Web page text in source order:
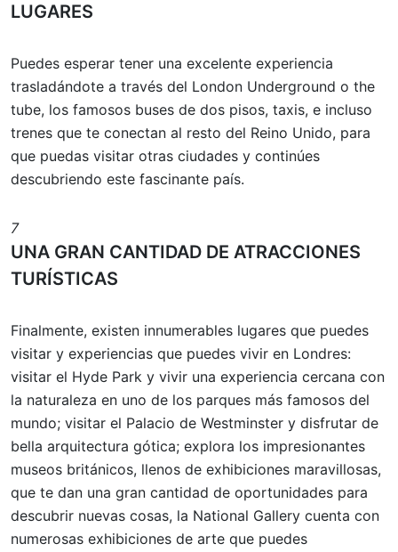
LUGARES
Puedes esperar tener una excelente experiencia
trasladándote a través del London Underground o the
tube, los famosos buses de dos pisos, taxis, e incluso
trenes que te conectan al resto del Reino Unido, para
que puedas visitar otras ciudades y continúes
descubriendo este fascinante país.
7
UNA GRAN CANTIDAD DE ATRACCIONES
TURÍSTICAS
Finalmente, existen innumerables lugares que puedes
visitar y experiencias que puedes vivir en Londres:
visitar el Hyde Park y vivir una experiencia cercana con
la naturaleza en uno de los parques más famosos del
mundo; visitar el Palacio de Westminster y disfrutar de
bella arquitectura gótica; explora los impresionantes
museos británicos, llenos de exhibiciones maravillosas,
que te dan una gran cantidad de oportunidades para
descubrir nuevas cosas, la National Gallery cuenta con
numerosas exhibiciones de arte que puedes